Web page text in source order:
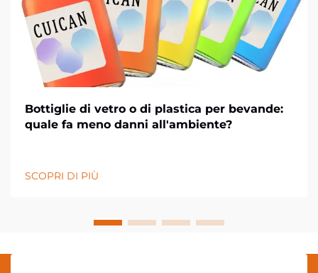
Bottiglie di vetro o di plastica per bevande:
quale fa meno danni all'ambiente?
SCOPRI DI PIÙ